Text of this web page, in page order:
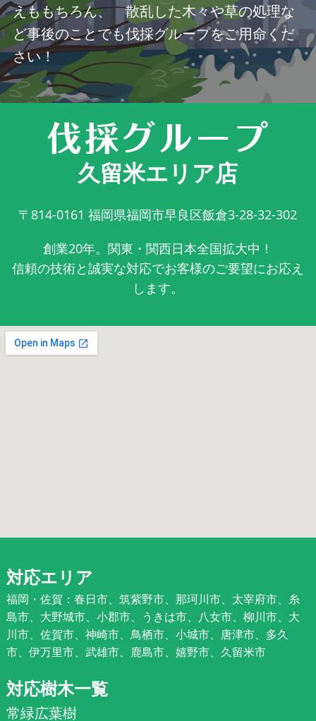
えももちろん、 散乱した木々や草の処理な
ど事後のことでも伐採グループをご用命くだ
さい！
久留米エリア店
〒814-0161 福岡県福岡市早良区飯倉3-28-32-302
創業20年。関東・関西日本全国拡大中！
信頼の技術と誠実な対応でお客様のご要望にお応え
します。
対応エリア
福岡・佐賀：春日市、筑紫野市、那珂川市、太宰府市、糸
島市、大野城市、小郡市、うきは市、八女市、柳川市、大
川市、佐賀市、神崎市、鳥栖市、小城市、唐津市、多久
市、伊万里市、武雄市、鹿島市、嬉野市、久留米市
対応樹木一覧
常緑広葉樹